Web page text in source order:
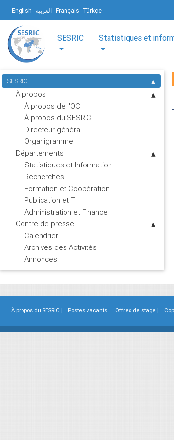
English العربية Français Türkçe
SESRIC Statistiques et
SESRIC
À propos
À propos de l'OCI
À propos du SESRIC
Directeur général
Organigramme
Départements
Statistiques et Information
Recherches
Formation et Coopération
Publication et TI
Administration et Finance
Centre de presse
Calendrier
Archives des Activités
Annonces
À propos du SESRIC | Postes vacants | Offres de stage |